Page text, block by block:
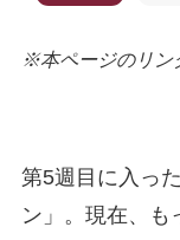
※本ページのリン
第5週目に入っ
ン」。現在、も